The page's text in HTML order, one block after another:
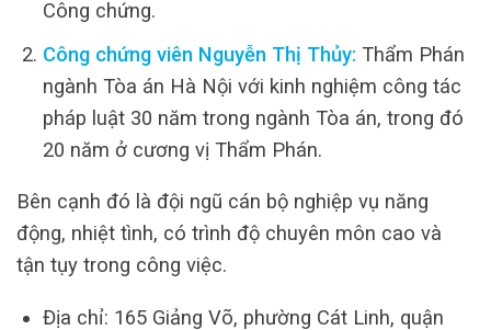
Công chứng.
Công chứng viên Nguyễn Thị Thủy: Thẩm Phán
ngành Tòa án Hà Nội với kinh nghiệm công tác
pháp luật 30 năm trong ngành Tòa án, trong đó
20 năm ở cương vị Thẩm Phán.
Bên cạnh đó là đội ngũ cán bộ nghiệp vụ năng
động, nhiệt tình, có trình độ chuyên môn cao và
tận tụy trong công việc.
Địa chỉ: 165 Giảng Võ, phường Cát Linh, quận